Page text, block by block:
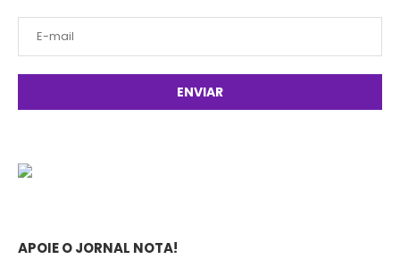
APOIE O JORNAL NOTA!